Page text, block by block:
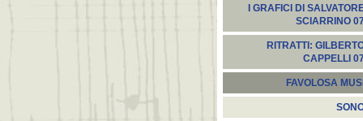
I GRAFICI DI
SCIARRINO 07
RITRATTI:
CAPPELLI 07
FAVOLOSA